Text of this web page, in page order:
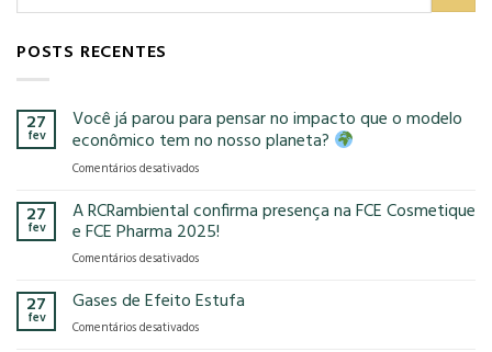
POSTS RECENTES
27
fev
Você já parou para pensar no impacto que o modelo
econômico tem no nosso planeta?
Comentários desativadosem
já
parou
para
pensar
impacto
o
27
fev
A RCRambiental confirma presença na FCE Cosmetique
e FCE Pharma 2025!
Comentários desativadosem
RCRambiental
presença
27
fev
Gases de Efeito Estufa
Comentários desativadosem